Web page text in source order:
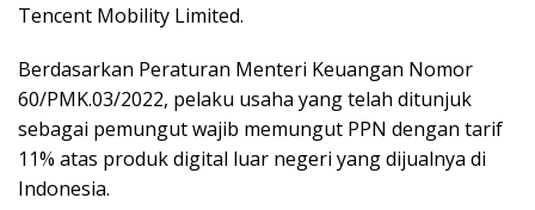
Tencent Mobility Limited.
Berdasarkan Peraturan Menteri Keuangan Nomor
60/PMK.03/2022, pelaku usaha yang telah ditunjuk
sebagai pemungut wajib memungut PPN dengan tarif
11% atas produk digital luar negeri yang dijualnya di
Indonesia.